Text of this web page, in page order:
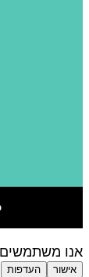
אנו משתמשים
אישור העדפות